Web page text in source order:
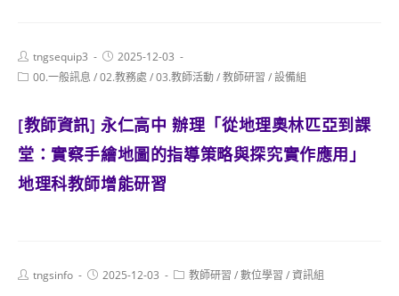
Post
author:
tngsequip3
Post
published:
2025-12-03
Post00.一般訊息 /02.教務處 /03.教師活動/教師研習 /設備組
[教師資訊] 永仁高中 辦理「從地理奧林匹亞到課
堂：實察手繪地圖的指導策略與探究實作應用」
地理科教師增能研習
Posttngsinfo
Post2025-12-03
Post教師研習 /數位學習 /資訊組